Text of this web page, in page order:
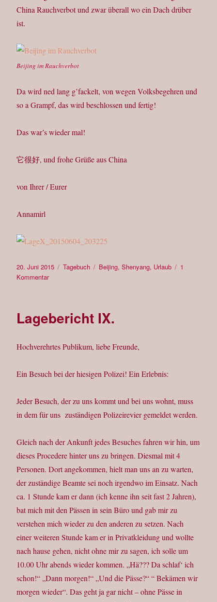
China Rauchverbot und zwar überall wo ein Dach drüber
ist.
Beijing im Rauchverbot
Da wird ned lang g’fackelt, von wegen Volksbegehren und
so a Grampf, das wird beschlossen und fertig!
Das war’s wieder mal!
它很好, und frohe Grüße aus China
von Ihrer / Eurer
Annamirl
Veröffentlicht
am
20. Juni 2015 Kategorien
Tagebuch Schlagwörter
Beijing,Shenyang, Urlaub
1
Kommentarzu
Lagebericht IX.
Hochverehrtes Publikum, liebe Freunde,
Ein Besuch bei der hiesigen Polizei! Ein Erlebnis:
Jeder Besuch, der zu uns kommt und bei uns wohnt, muss
in dem für uns zuständigen Polizeirevier gemeldet werden.
Gleich nach der Ankunft jedes Besuches fahren wir hin, um
dieses Procedere hinter uns zu bringen. Diesmal mit 4
Personen. Dort angekommen, hielt man uns an zu warten,
der zuständige Beamte sei noch irgendwo im Einsatz. Nach
ca. 1 Stunde kam er dann (ich kenne ihn seit fast 2 Jahren),
bat mich mit den Pässen in sein Büro und gab mir zu
verstehen mich wieder zu den anderen zu setzen. Nach
einer weiteren Stunde kam er in Privatkleidung und wollte
nach hause gehen, nicht ohne mir zu sagen, ich solle um
10.00 Uhr abends wieder kommen. „Hä??? Da schlaf‘ ich
schon!“ „Dann morgen!“ „Und die Pässe?“ “ Bekämen wir
morgen wieder“. Das geht ja gar nicht – ohne Pässe in